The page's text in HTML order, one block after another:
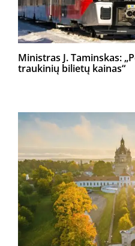
Ministras J. Taminskas:
traukinių bilietų kainas“